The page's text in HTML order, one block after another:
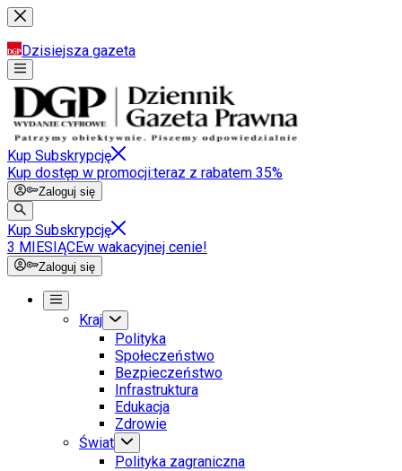
Dzisiejsza gazeta
Kup Subskrypcję
Kup dostęp w promocji:teraz z rabatem 35%
Zaloguj się
Kup Subskrypcję
3 MIESIĄCEw wakacyjnej cenie!
Zaloguj się
Kraj
Polityka
Społeczeństwo
Bezpieczeństwo
Infrastruktura
Edukacja
Zdrowie
Świat
Polityka zagraniczna